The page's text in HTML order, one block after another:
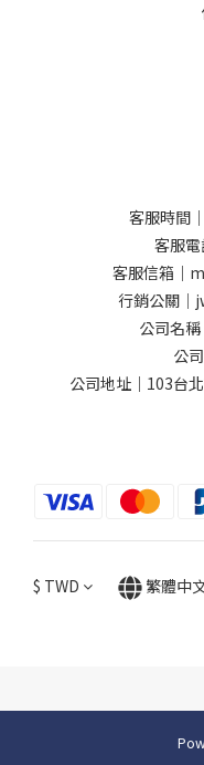
客服時間
客服
客服信箱｜
行銷公關
公司名
公
公司地址｜103台
$ TWD 繁體中